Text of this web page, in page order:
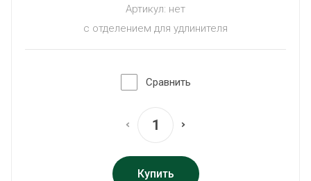
Артикул: нет
с отделением для удлинителя
Сравнить
Купить